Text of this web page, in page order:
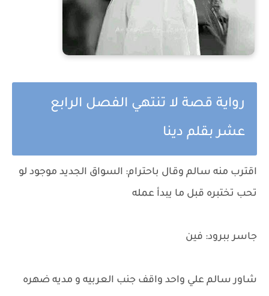
رواية قصة لا تنتهي الفصل الرابع
عشر بقلم دينا
اقترب منه سالم وقال باحترام: السواق الجديد موجود لو
تحب تختبره قبل ما يبدأ عمله
جاسر ببرود: فين
شاور سالم علي واحد واقف جنب العربيه و مديه ضهره